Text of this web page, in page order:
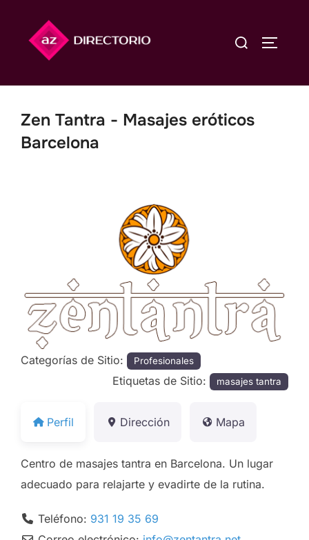
contenido
Buscar:
Zen Tantra - Masajes eróticos
Barcelona
Anterior
Categorías de Sitio: Profesionales
Etiquetas de Sitio: masajes tantra
Perfil Dirección Mapa
Centro de masajes tantra en Barcelona. Un lugar
adecuado para relajarte y evadirte de la rutina.
Teléfono: 931 19 35 69